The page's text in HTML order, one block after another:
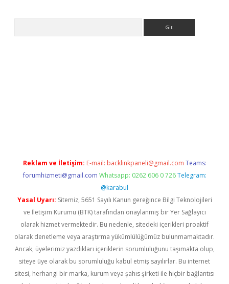
Reklam ve İletişim: E-mail: backlinkpaneli@gmail.com Teams:
forumhizmeti@gmail.com Whatsapp: 0262 606 0 726 Telegram:
@karabul
Yasal Uyarı: Sitemiz, 5651 Sayılı Kanun gereğince Bilgi Teknolojileri
ve İletişim Kurumu (BTK) tarafından onaylanmış bir Yer Sağlayıcı
olarak hizmet vermektedir. Bu nedenle, sitedeki içerikleri proaktif
olarak denetleme veya araştırma yükümlülüğümüz bulunmamaktadır.
Ancak, üyelerimiz yazdıkları içeriklerin sorumluluğunu taşımakta olup,
siteye üye olarak bu sorumluluğu kabul etmiş sayılırlar. Bu internet
sitesi, herhangi bir marka, kurum veya şahıs şirketi ile hiçbir bağlantısı